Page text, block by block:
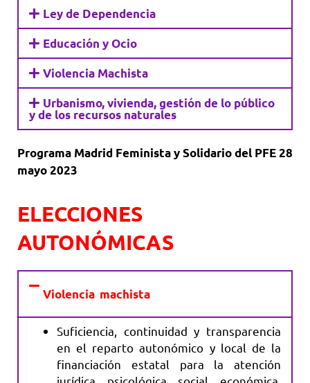
Ley de Dependencia
Educación y Ocio
Violencia Machista
Urbanismo, vivienda, gestión de lo público
y de los recursos naturales
Programa Madrid Feminista y Solidario del PFE 28
mayo 2023
ELECCIONES
AUTONÓMICAS
Violencia machista
Suficiencia, continuidad y transparencia
en el reparto autonómico y local de la
financiación estatal para la atención